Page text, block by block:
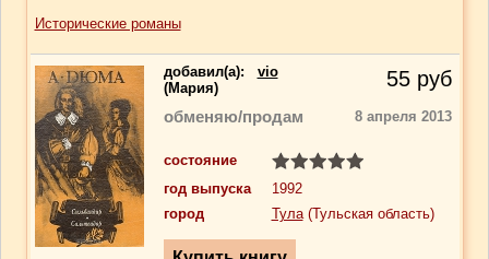
Исторические романы
добавил(a): vio
(Мария)
55 руб
обменяю/продам 8 апреля 2013
состояние
год выпуска
1992
город
Тула(Тульская область)